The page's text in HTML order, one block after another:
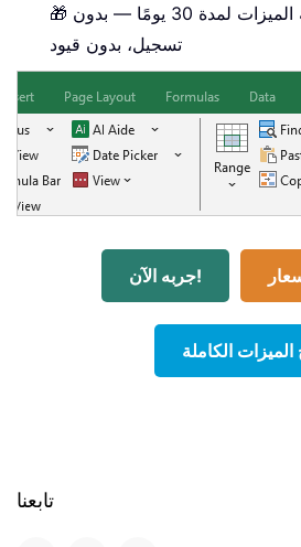
🎁 نسخة تجريبية كاملة الميزات لمدة 30 يومًا — بدون
تسجيل، بدون قيود
جربه الآن!
الميزات الكاملة
تابعنا